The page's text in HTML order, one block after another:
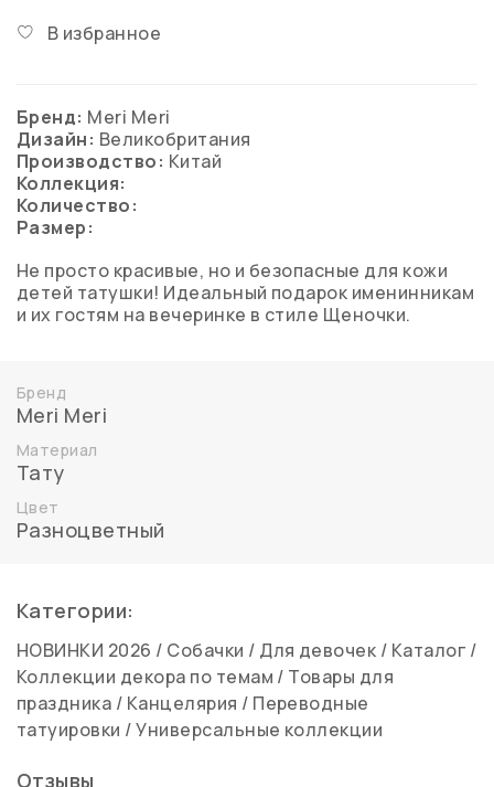
В избранное
Бренд: Meri Meri
Дизайн: Великобритания
Производство: Китай
Коллекция:
Количество:
Размер:
Не просто красивые, но и безопасные для кожи
детей татушки! Идеальный подарок именинникам
и их гостям на вечеринке в стиле Щеночки.
Бренд
Meri Meri
Материал
Тату
Цвет
Разноцветный
Категории:
НОВИНКИ 2026 / Собачки / Для девочек / Каталог /
Коллекции декора по темам / Товары для
праздника / Канцелярия / Переводные
татуировки /Универсальные коллекции
Отзывы